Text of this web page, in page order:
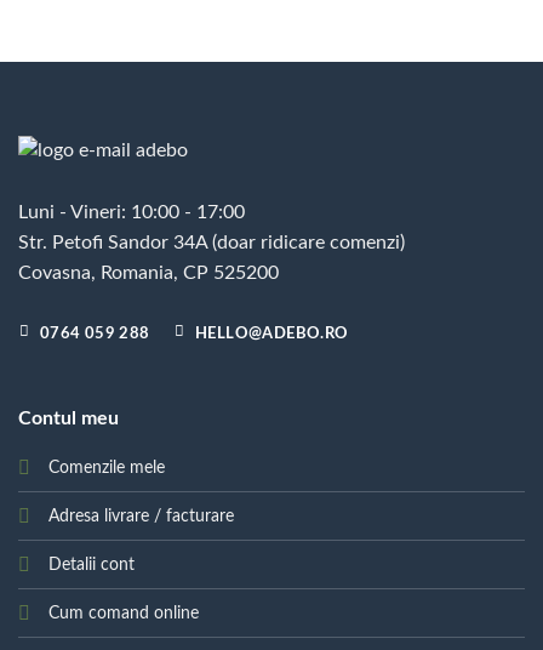
Luni - Vineri: 10:00 - 17:00
Str. Petofi Sandor 34A (doar ridicare comenzi)
Covasna, Romania, CP 525200
0764 059 288 HELLO@ADEBO.RO
Contul meu
Comenzile mele
Adresa livrare / facturare
Detalii cont
Cum comand online